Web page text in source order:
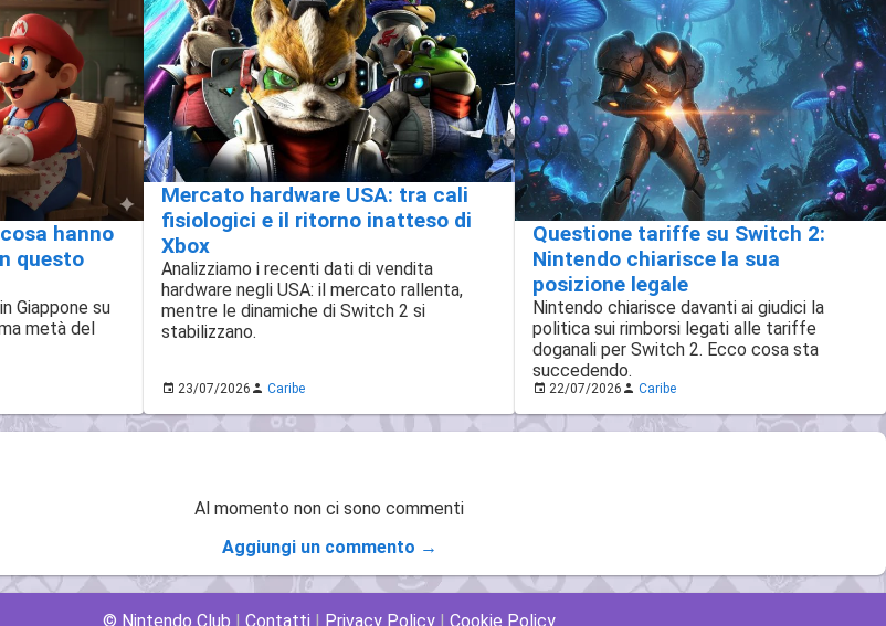
hanno
questo
Giappone su
metà del
Mercato hardware USA: tra cali
fisiologici e il ritorno inatteso di
Xbox
Analizziamo i recenti dati di vendita
hardware negli USA: il mercato rallenta,
mentre le dinamiche di Switch 2 si
stabilizzano.
23/07/2026 Caribe
Questione tariffe su Switch 2:
Nintendo chiarisce la sua
posizione legale
Nintendo chiarisce davanti ai giudici la
politica sui rimborsi legati alle tariffe
doganali per Switch 2. Ecco cosa sta
succedendo.
22/07/2026 Caribe
Al momento non ci sono commenti
Aggiungi un commento →
© Nintendo Club | Contatti | Privacy Policy | Cookie Policy